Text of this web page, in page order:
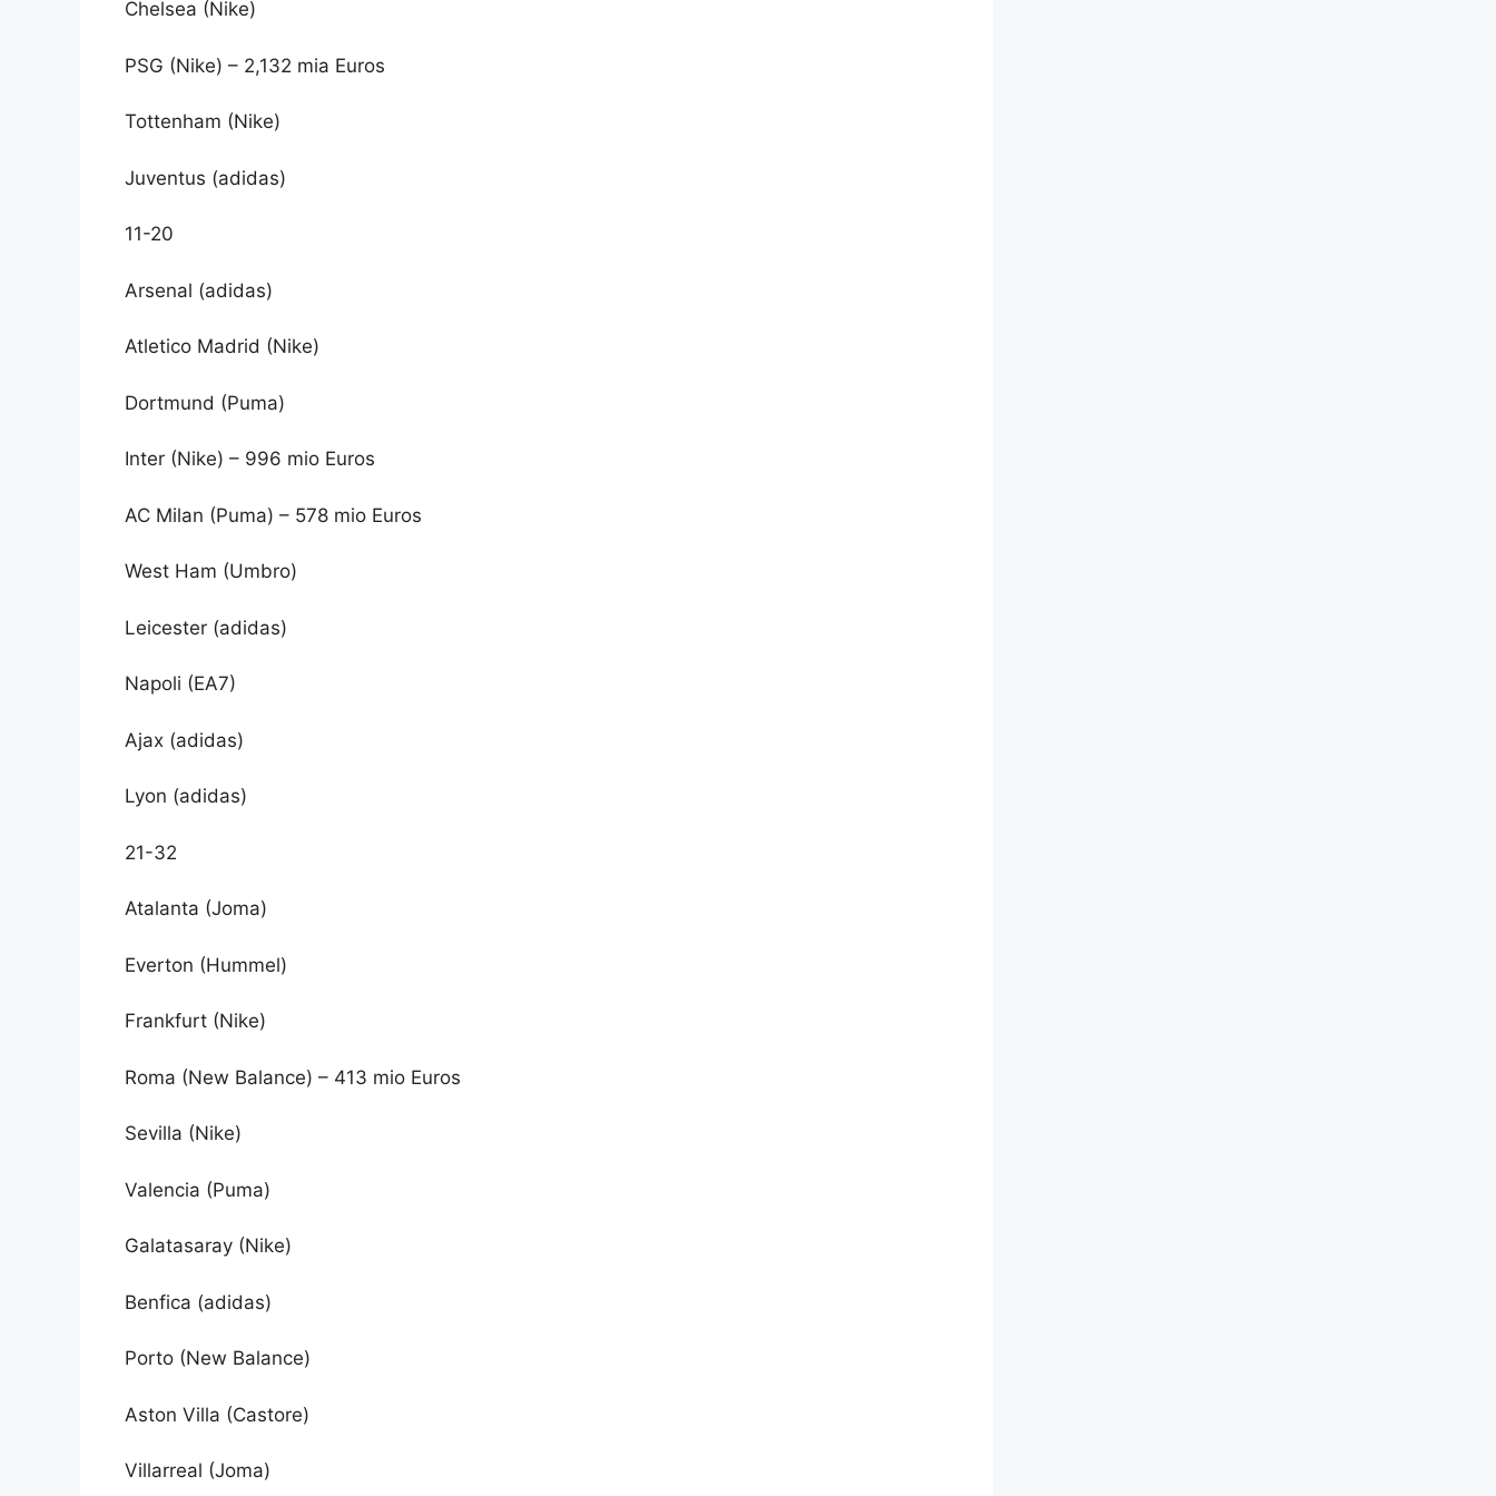
Chelsea (Nike)
PSG (Nike) – 2,132 mia Euros
Tottenham (Nike)
Juventus (adidas)
11-20
Arsenal (adidas)
Atletico Madrid (Nike)
Dortmund (Puma)
Inter (Nike) – 996 mio Euros
AC Milan (Puma) – 578 mio Euros
West Ham (Umbro)
Leicester (adidas)
Napoli (EA7)
Ajax (adidas)
Lyon (adidas)
21-32
Atalanta (Joma)
Everton (Hummel)
Frankfurt (Nike)
Roma (New Balance) – 413 mio Euros
Sevilla (Nike)
Valencia (Puma)
Galatasaray (Nike)
Benfica (adidas)
Porto (New Balance)
Aston Villa (Castore)
Villarreal (Joma)